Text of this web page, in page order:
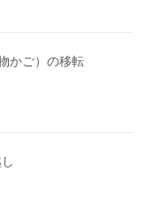
かご）の移転